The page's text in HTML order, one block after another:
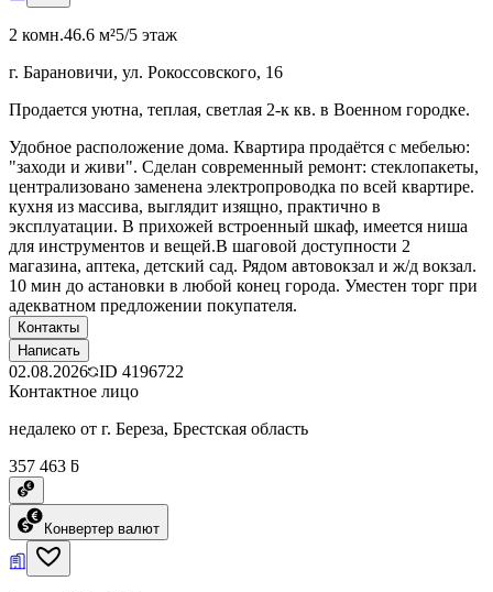
2 комн.46.6 м²5/5 этаж
г. Барановичи, ул. Рокоссовского, 16
Продается уютна, теплая, светлая 2-к кв. в Военном городке.
Удобное расположение дома. Квартира продаётся с мебелью:
"заходи и живи". Сделан современный ремонт: стеклопакеты,
централизовано заменена электропроводка по всей квартире.
кухня из массива, выглядит изящно, практично в
эксплуатации. В прихожей встроенный шкаф, имеется ниша
для инструментов и вещей.В шаговой доступности 2
магазина, аптека, детский сад. Рядом автовокзал и ж/д вокзал.
10 мин до астановки в любой конец города. Уместен торг при
адекватном предложении покупателя.
Контакты
Написать
02.08.2026 ID 4196722
Контактное лицо
недалеко от г. Береза, Брестская область
357 463 ƃ
Конвертер валют